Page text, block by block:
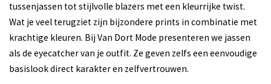
tussenjassen tot stijlvolle blazers met een kleurrijke twist.
Wat je veel terugziet zijn bijzondere prints in combinatie met
krachtige kleuren. Bij Van Dort Mode presenteren we jassen
als de eyecatcher van je outfit. Ze geven zelfs een eenvoudige
basislook direct karakter en zelfvertrouwen.